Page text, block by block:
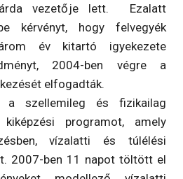
vezetője lett. Ezalatt
kérvényt, hogy felvegyék
év kitartó igyekezete
2004-ben végre a
elfogadták.
a szellemileg és fizikailag
programot, amely
vízalatti és túlélési
2007-ben 11 napot töltött el